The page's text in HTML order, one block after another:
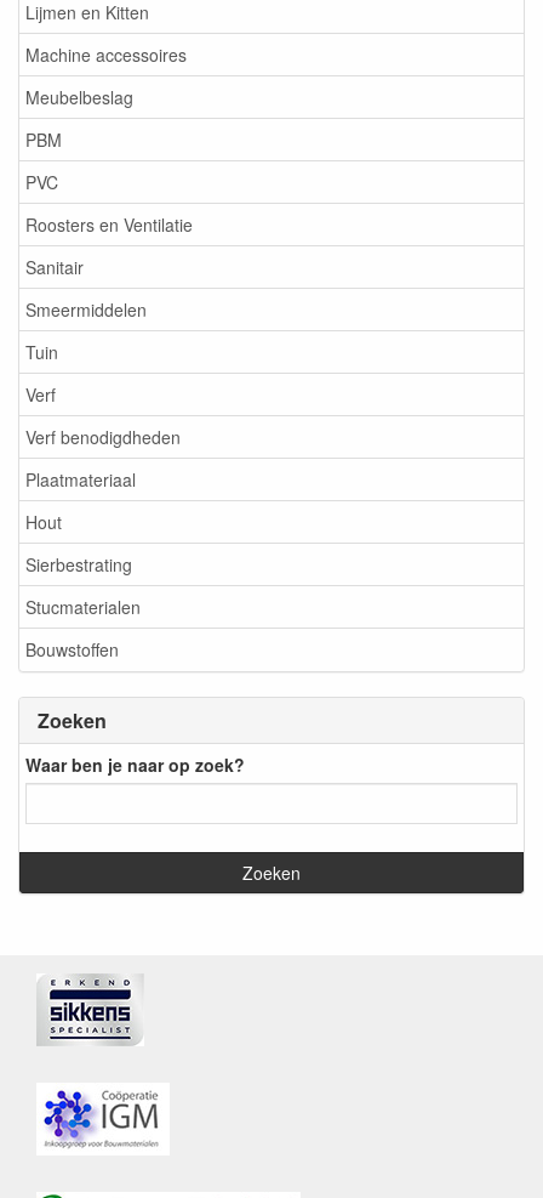
Lijmen en Kitten
Machine accessoires
Meubelbeslag
PBM
PVC
Roosters en Ventilatie
Sanitair
Smeermiddelen
Tuin
Verf
Verf benodigdheden
Plaatmateriaal
Hout
Sierbestrating
Stucmaterialen
Bouwstoffen
Zoeken
Waar ben je naar op zoek?